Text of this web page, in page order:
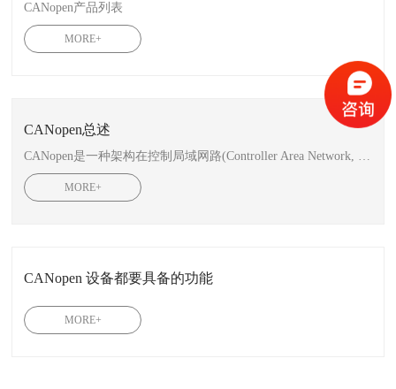
CANopen产品列表
MORE+
CANopen总述
CANopen是一种架构在控制局域网路(Controller Area Network, CAN)上的高层通讯协定，包括通讯子协定及设备子协定常在嵌入式系统中使用，也是工业控制常用到的一种现场总线。
MORE+
CANopen 设备都要具备的功能
MORE+